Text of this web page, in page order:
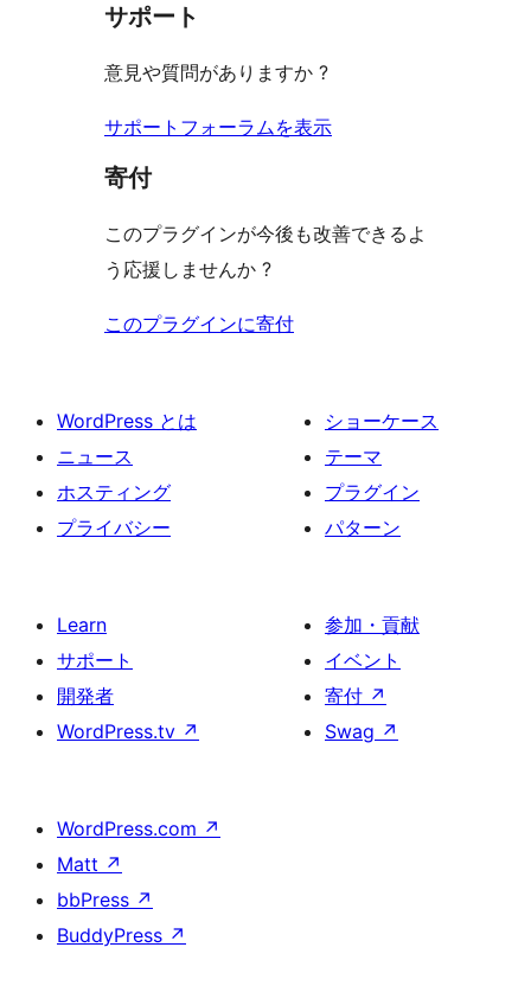
サポート
意見や質問がありますか ?
サポートフォーラムを表示
寄付
このプラグインが今後も改善できるよ
う応援しませんか ?
このプラグインに寄付
WordPress とは
ニュース
ホスティング
プライバシー
ショーケース
テーマ
プラグイン
パターン
Learn
サポート
開発者
WordPress.tv ↗
参加・貢献
イベント
寄付 ↗
Swag ↗
WordPress.com ↗
Matt ↗
bbPress ↗
BuddyPress ↗